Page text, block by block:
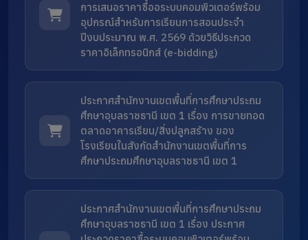
การเสนอราคาซื้ออระบบคอมพิวเตอร์พร้อม
อุปกรณ์สำหรับการเรียนการสอนประจำ
ปีงบประมาณ พ.ศ. 2569 ด้วยวิธีประกวด
ราคาอิเล็กทรอนิกส์ (e-bidding)
ประกาศสำนักงานเขตพื้นที่การศึกษาประถม
ศึกษาอุบลราชธานี เขต 1 เรื่อง การขายทอด
ตลาดอาคารเรียน/สิ่งปลูกสรัาง ของ
โรงเรียนในสังกัดสำนักงานเขตพื้นที่การ
ศึกษาประถมศึกษาอุบลราชธานี เขต 1
ประกาศสำนักงานเขตพื้นที่การศึกษาประถม
ศึกษาอุบลราชธานี เขต 1 เรื่อง ประกาศ